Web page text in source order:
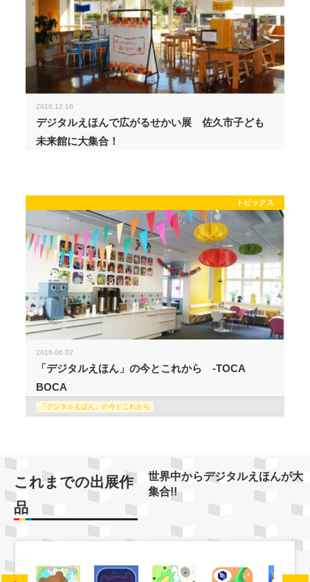
2016.12.16
デジタルえほんで広がるせかい展 佐久市子ども
未来館に大集合！
トピックス
2016.06.02
「デジタルえほん」の今とこれから -TOCA
BOCA
「デジタルえほん」の今とこれから
これまでの出展作
品
世界中からデジタルえほんが大
集合!!